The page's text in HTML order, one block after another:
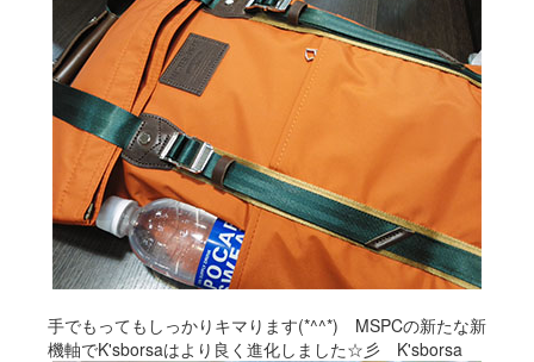
手でもってもしっかりキマります(*^^*) MSPCの新たな新
機軸でK'sborsaはより良く進化しました☆彡 K'sborsa